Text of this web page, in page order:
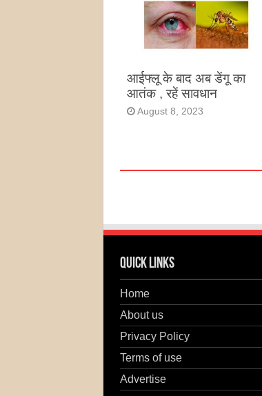
आईफ्लू के बाद अब डेंगू का
आतंक , रहें सावधान
August 8, 2023
Quick Links
Home
About us
Privacy Policy
Terms of use
Advertise